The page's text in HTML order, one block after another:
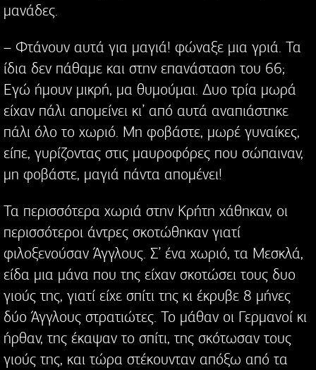
μανάδες.
– Φτάνουν αυτά για μαγιά! φώναξε μια γριά. Τα
ίδια δεν πάθαμε και στην επανάσταση του 66;
Εγώ ήμουν μικρή, μα θυμούμαι. Δυο τρία μωρά
είχαν πάλι απομείνει κι’ από αυτά αναπιάστηκε
πάλι όλο το χωριό. Μη φοβάστε, μωρέ γυναίκες,
είπε, γυρίζοντας στις μαυροφόρες που σώπαιναν,
μη φοβάστε, μαγιά πάντα απομένει!
Τα περισσότερα χωριά στην Κρήτη χάθηκαν, οι
περισσότεροι άντρες σκοτώθηκαν γιατί
φιλοξενούσαν Άγγλους. Σ’ ένα χωριό, τα Μεσκλά,
είδα μια μάνα που της είχαν σκοτώσει τους δυο
γιούς της, γιατί είχε σπίτι της κι έκρυβε 8 μήνες
δύο Άγγλους στρατιώτες. Το μάθαν οι Γερμανοί κι
ήρθαν, της έκαψαν το σπίτι, της σκότωσαν τους
γιούς της, και τώρα στέκουνταν απόξω από τα